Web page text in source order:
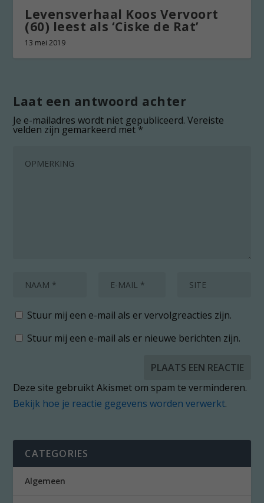
Levensverhaal Koos Vervoort
(60) leest als ‘Ciske de Rat’
13 mei 2019
Laat een antwoord achter
Je e-mailadres wordt niet gepubliceerd. Vereiste
velden zijn gemarkeerd met*
Stuur mij een e-mail als er vervolgreacties zijn.
Stuur mij een e-mail als er nieuwe berichten zijn.
Deze site gebruikt Akismet om spam te verminderen.
Bekijk hoe je reactie gegevens worden verwerkt.
CATEGORIES
Algemeen